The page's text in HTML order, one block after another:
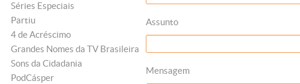
Séries Especiais
Partiu
4 de Acréscimo
Grandes Nomes da TV Brasileira
Sons da Cidadania
PodCásper
Assunto
Mensagem